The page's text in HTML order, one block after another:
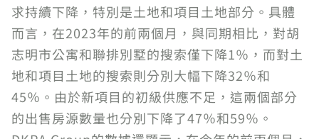
求持續下降，特別是土地和項目土地部分。具體
而言，在2023年的前兩個月，與同期相比，對胡
志明市公寓和聯排別墅的搜索僅下降1％，而對土
地和項目土地的搜索則分別大幅下降32％和
45％。由於新項目的初級供應不足，這兩個部分
的出售房源數量也分別下降了47％和59％。